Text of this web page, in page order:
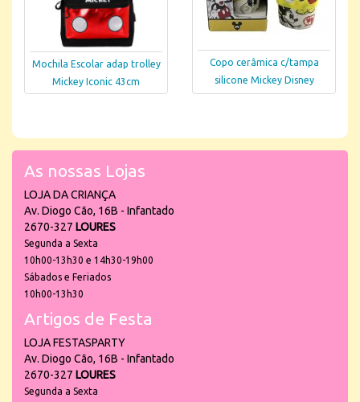
Mochila Escolar adap trolley
Mickey Iconic 43cm
Copo cerâmica c/tampa
silicone Mickey Disney
As nossas Lojas
LOJA DA CRIANÇA
Av. Diogo Cão, 16B - Infantado
2670-327 LOURES
Segunda a Sexta
10h00-13h30 e 14h30-19h00
Sábados e Feriados
10h00-13h30
Artigos de Festa
LOJA FESTASPARTY
Av. Diogo Cão, 16B - Infantado
2670-327 LOURES
Segunda a Sexta